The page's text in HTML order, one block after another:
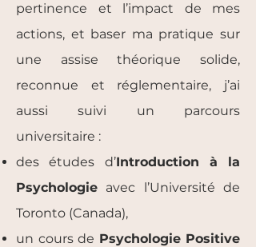
pertinence et l’impact de mes
actions, et baser ma pratique sur
une assise théorique solide,
reconnue et réglementaire, j’ai
aussi suivi un parcours
universitaire :
des études d’Introduction à la
Psychologie avec l’Université de
Toronto (Canada),
un cours de Psychologie Positive